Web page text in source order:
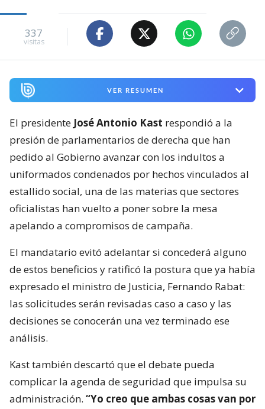
337
visitas
VER RESUMEN
El presidente José Antonio Kast respondió a la
presión de parlamentarios de derecha que han
pedido al Gobierno avanzar con los indultos a
uniformados condenados por hechos vinculados al
estallido social, una de las materias que sectores
oficialistas han vuelto a poner sobre la mesa
apelando a compromisos de campaña.
El mandatario evitó adelantar si concederá alguno
de estos beneficios y ratificó la postura que ya había
expresado el ministro de Justicia, Fernando Rabat:
las solicitudes serán revisadas caso a caso y las
decisiones se conocerán una vez terminado ese
análisis.
Kast también descartó que el debate pueda
complicar la agenda de seguridad que impulsa su
administración. “Yo creo que ambas cosas van por